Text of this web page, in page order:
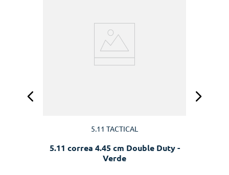
5.11 TACTICAL
5.11 correa 4.45 cm Double Duty -
Verde